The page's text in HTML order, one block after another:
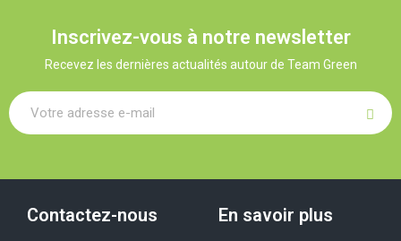
Inscrivez-vous à notre newsletter
Recevez les dernières actualités autour de Team Green
Contactez-nous En savoir plus